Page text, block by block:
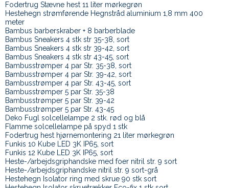
Fodertrug Stævne hest 11 liter mørkegrøn
Hestehegn strømførende Hegnstråd aluminium 1,8 mm 400
meter
Bambus barberskraber + 8 barberblade
Bambus Sneakers 4 stk str 35-38, sort
Bambus Sneakers 4 stk str 39-42, sort
Bambus Sneakers 4 stk str 43-45, sort
Bambusstrømper 4 par Str. 35-38, sort
Bambusstrømper 4 par Str. 39-42, sort
Bambusstrømper 4 par Str. 43-45, sort
Bambusstrømper 5 par Str. 35-38
Bambusstrømper 5 par Str. 39-42
Bambusstrømper 5 par Str. 43-45
Deko Fugl solcellelampe 2 stk. rød og blå
Flamme solcellelampe på spyd 1 stk
Fodertrug hest hjørnemontering 21 liter mørkegrøn
Funkis 10 Kube LED 3K IP65, sort
Funkis 12 Kube LED 3K IP65, sort
Heste-/arbejdsgriphandske med foer nitril str. 9 sort
Heste-/arbejdsgriphandske nitril str. 9 sort-grå
Hestehegn Isolator ring med skrue 90 stk sort